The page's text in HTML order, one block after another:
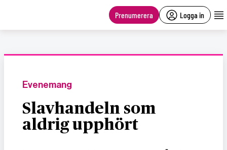
Prenumerera Logga in
Evenemang
Slavhandeln som
aldrig upphört